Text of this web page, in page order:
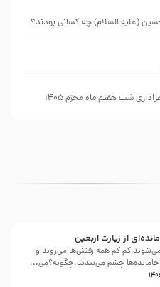
حسین (علیه السلام) چه کسانی بودند؟
شب هفتم ماه محرّم 1405
از زیارت اربعین
می‌شوند،کم‌ کم همه رفتنی‌ها می‌روند و
چشم می‌بندند.چگونه؟می‌...